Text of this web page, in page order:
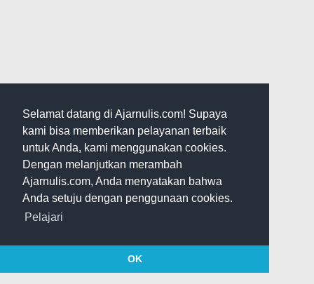
Selamat datang di Ajarnulis.com! Supaya
kami bisa memberikan pelayanan terbaik
untuk Anda, kami menggunakan cookies.
Dengan melanjutkan merambah
Ajarnulis.com, Anda menyatakan bahwa
Anda setuju dengan penggunaan cookies.
Pelajari
OK